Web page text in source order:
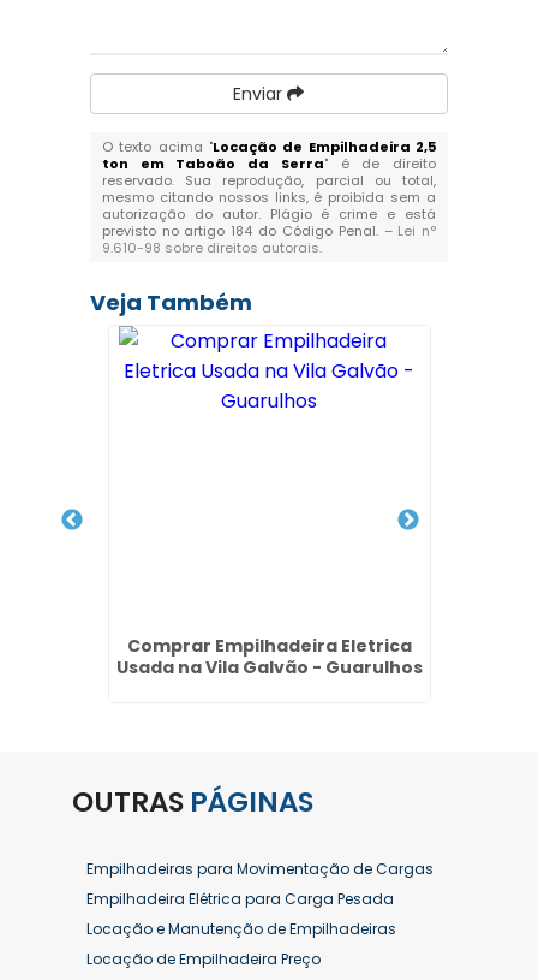
Enviar
O texto acima "Locação de Empilhadeira 2,5
ton em Taboão da Serra" é de direito
reservado. Sua reprodução, parcial ou total,
mesmo citando nossos links, é proibida sem a
autorização do autor. Plágio é crime e está
previsto no artigo 184 do Código Penal. – Lei n°
9.610-98 sobre direitos autorais.
Veja Também
Comprar Empilhadeira Eletrica
Usada na Vila Galvão - Guarulhos
OUTRAS PÁGINAS
Empilhadeiras para Movimentação de Cargas
Empilhadeira Elétrica para Carga Pesada
Locação e Manutenção de Empilhadeiras
Locação de Empilhadeira Preço